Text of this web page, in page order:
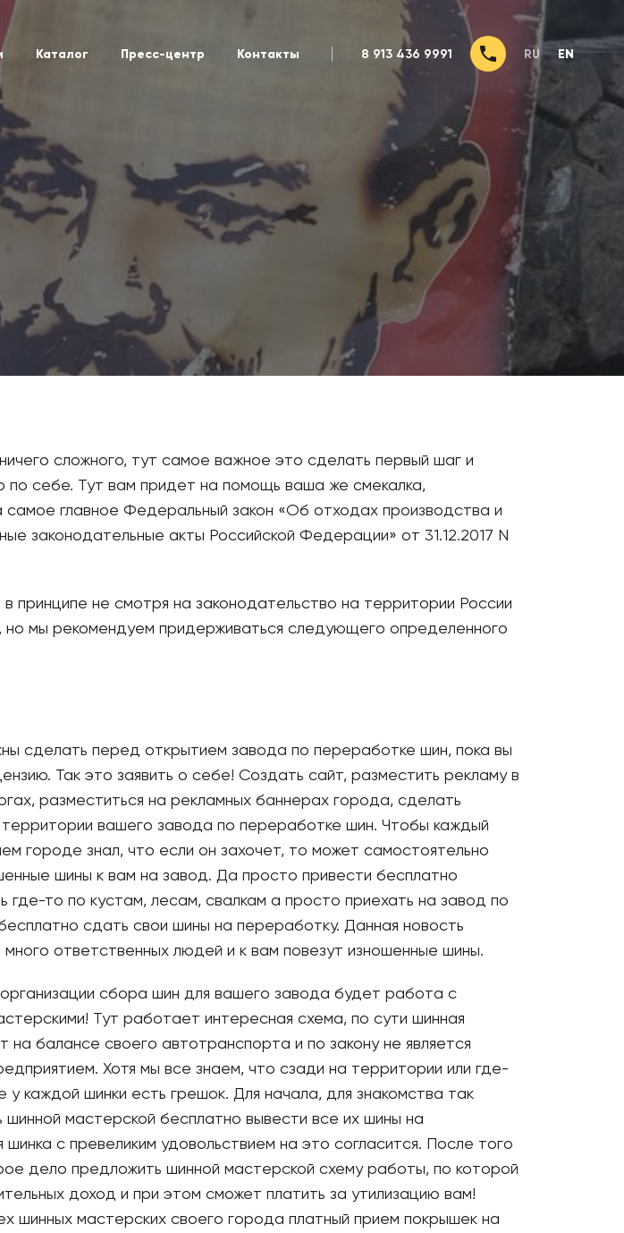
Каталог Пресс-центр Контакты 8 913 436 9991 RU EN
сложного, тут самое важное это сделать первый шаг и
себе. Тут вам придет на помощь ваша же смекалка,
самое главное Федеральный закон «Об отходах производства и
законодательные акты Российской Федерации» от 31.12.2017 N
принципе не смотря на законодательство на территории России
но мы рекомендуем придерживаться следующего определенного
сделать перед открытием завода по переработке шин, пока вы
Так это заявить о себе! Создать сайт, разместить рекламу в
разместиться на рекламных баннерах города, сделать
вашего завода по переработке шин. Чтобы каждый
городе знал, что если он захочет, то может самостоятельно
шины к вам на завод. Да просто привести бесплатно
где-то по кустам, лесам, свалкам а просто приехать на завод по
сдать свои шины на переработку. Данная новость
ответственных людей и к вам повезут изношенные шины.
сбора шин для вашего завода будет работа с
Тут работает интересная схема, по сути шинная
на балансе своего автотранспорта и по закону не является
Хотя мы все знаем, что сзади на территории или где-
у каждой шинки есть грешок. Для начала, для знакомства так
шинной мастерской бесплатно вывести все их шины на
с превеликим удовольствием на это согласится. После того
дело предложить шинной мастерской схему работы, по которой
доход и при этом сможет платить за утилизацию вам!
шинных мастерских своего города платный прием покрышек на